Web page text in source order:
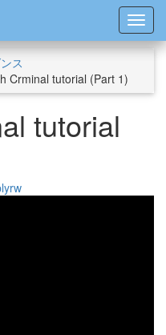
ス
Crminal tutorial (Part 1)
tutorial